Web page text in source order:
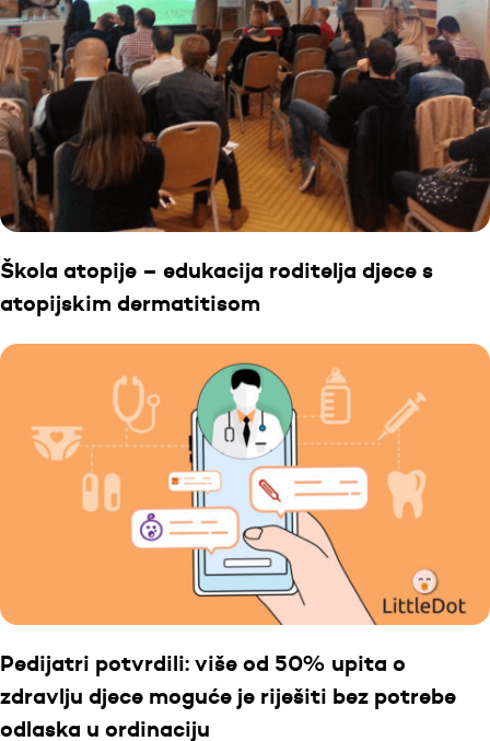
Škola atopije – edukacija roditelja djece s
atopijskim dermatitisom
Pedijatri potvrdili: više od 50% upita o
zdravlju djece moguće je riješiti bez potrebe
odlaska u ordinaciju